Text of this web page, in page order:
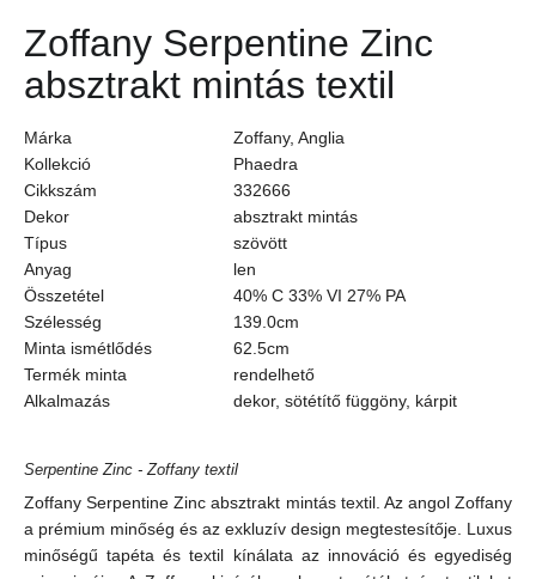
Zoffany Serpentine Zinc
absztrakt mintás textil
Márka
Zoffany, Anglia
Kollekció
Phaedra
Cikkszám
332666
Dekor
absztrakt mintás
Típus
szövött
Anyag
len
Összetétel
40% C 33% VI 27% PA
Szélesség
139.0cm
Minta ismétlődés
62.5cm
Termék minta
rendelhető
Alkalmazás
dekor, sötétítő függöny, kárpit
Serpentine Zinc - Zoffany textil
Zoffany Serpentine Zinc absztrakt mintás textil. Az angol Zoffany
a prémium minőség és az exkluzív design megtestesítője. Luxus
minőségű tapéta és textil kínálata az innováció és egyediség